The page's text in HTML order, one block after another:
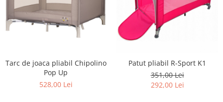
Baschet
SANIUTE
Jucarii pentru copii
Aparate fitness
Tarc de joaca pliabil Chipolino
Pop Up
528,00 Lei
Patut pliabil R-Sport K1
351,00 Lei
292,00 Lei